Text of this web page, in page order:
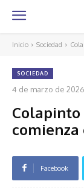
Inicio Sociedad
SOCIEDAD
4 de marzo de 2026
Colapinto
comienza
Facebook